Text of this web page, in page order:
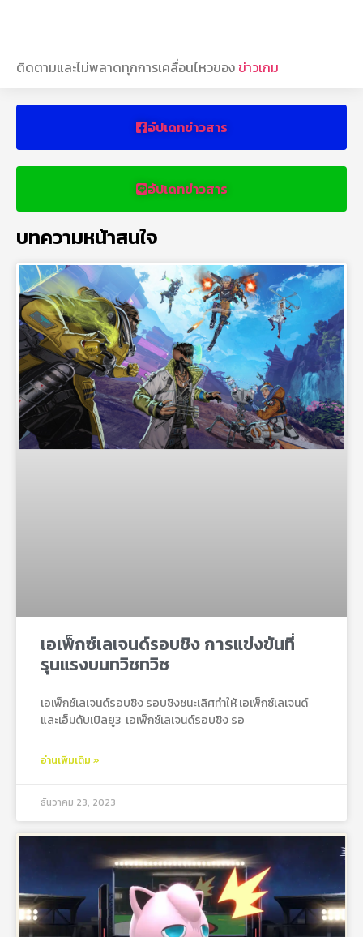
ติดตามและไม่พลาดทุกการเคลื่อนไหวของ ข่าวเกม
อัปเดทข่าวสาร
อัปเดทข่าวสาร
บทความหน้าสนใจ
เอเพ็กซ์เลเจนด์รอบชิง การแข่งขันที่
รุนแรงบนทวิชทวิช
เอเพ็กซ์เลเจนด์รอบชิง รอบชิงชนะเลิศทำให้ เอเพ็กซ์เลเจนด์
และเอ็มดับเบิลยู3 เอเพ็กซ์เลเจนด์รอบชิง รอ
อ่านเพิ่มเติม »
ธันวาคม 23, 2023